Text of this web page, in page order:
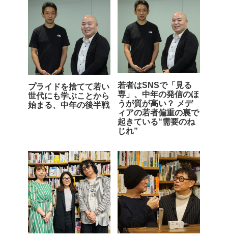
プライドを捨てて若い
世代にも学ぶことから
始まる、中年の後半戦
若者はSNSで「見る
専」、中年の発信のほ
うが質が高い？ メデ
ィアの若者偏重の裏で
起きている“需要のね
じれ”